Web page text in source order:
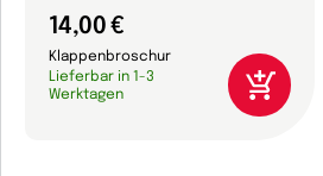
14,00 €
Klappenbroschur
Lieferbar in 1-3
Werktagen